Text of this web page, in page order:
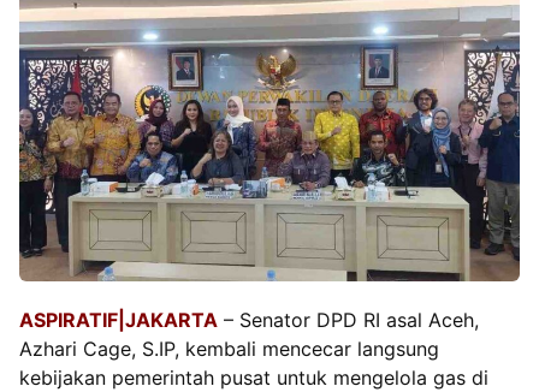
ASPIRATIF|JAKARTA – Senator DPD RI asal Aceh,
Azhari Cage, S.IP, kembali mencecar langsung
kebijakan pemerintah pusat untuk mengelola gas di